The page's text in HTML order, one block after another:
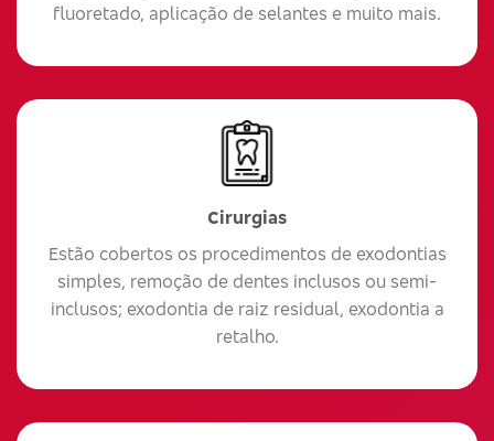
fluoretado, aplicação de selantes e muito mais.
Cirurgias
Estão cobertos os procedimentos de exodontias
simples, remoção de dentes inclusos ou semi-
inclusos; exodontia de raiz residual, exodontia a
retalho.